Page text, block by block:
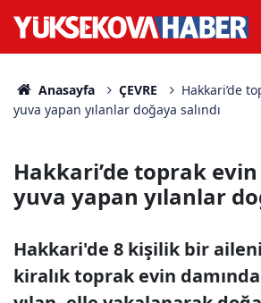
Anasayfa ÇEVRE
Hakkari’de
yuva yapan yılanlar doğaya salındı
Hakkari’de toprak
yuva yapan yılanlar
Hakkari'de 8 kişilik bir
kiralık toprak evin